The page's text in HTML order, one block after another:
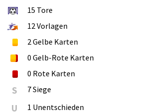
15 Tore
12Vorlagen
2Gelbe Karten
0 Gelb-Rote Karten
0 Rote Karten
S 7 Siege
U 1 Unentschieden